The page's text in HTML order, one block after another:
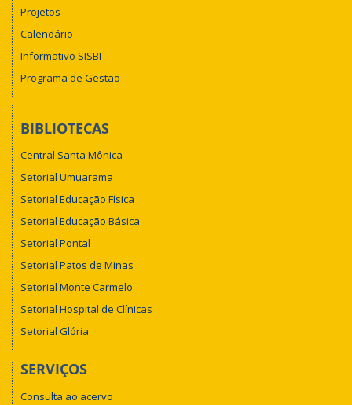
Projetos
Calendário
Informativo SISBI
Programa de Gestão
BIBLIOTECAS
Central Santa Mônica
Setorial Umuarama
Setorial Educação Física
Setorial Educação Básica
Setorial Pontal
Setorial Patos de Minas
Setorial Monte Carmelo
Setorial Hospital de Clínicas
Setorial Glória
SERVIÇOS
Consulta ao acervo